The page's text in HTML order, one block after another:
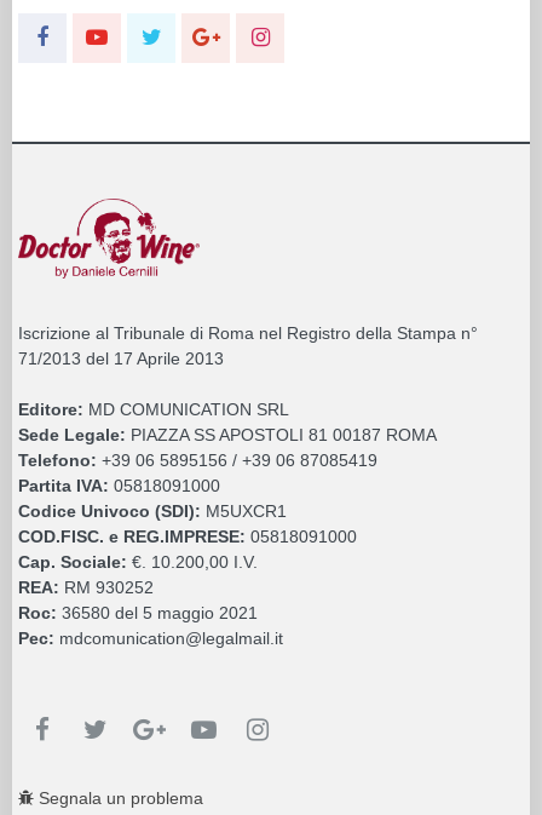
Iscrizione al Tribunale di Roma nel Registro della Stampa n°
71/2013 del 17 Aprile 2013
Editore: MD COMUNICATION SRL
Sede Legale: PIAZZA SS APOSTOLI 81 00187 ROMA
Telefono: +39 06 5895156 / +39 06 87085419
Partita IVA: 05818091000
Codice Univoco (SDI): M5UXCR1
COD.FISC. e REG.IMPRESE: 05818091000
Cap. Sociale: €. 10.200,00 I.V.
REA: RM 930252
Roc: 36580 del 5 maggio 2021
Pec: mdcomunication@legalmail.it
Segnala un problema